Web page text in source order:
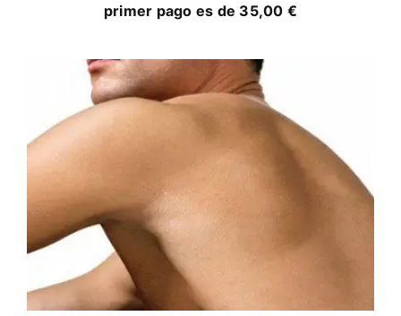
primer pago es de 35,00 €